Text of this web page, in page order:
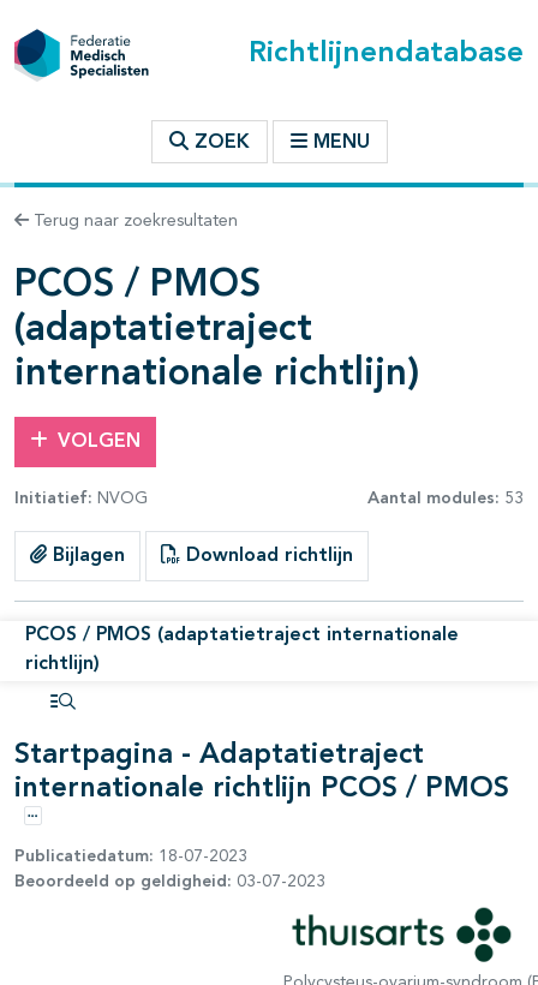
Richtlijnendatabase
ZOEK MENU
Terug naar zoekresultaten
PCOS / PMOS
(adaptatietraject
internationale richtlijn)
VOLGEN
Initiatief: NVOG Aantal modules: 53
Bijlagen Download richtlijn
PCOS / PMOS (adaptatietraject internationale
richtlijn)
openklappen
open- en dichtklappen
open- en dichtklappen
open- en dichtklappen
open- en dichtklappen
open- en dichtklappen
Startpagina - Adaptatietraject
internationale richtlijn PCOS / PMOS
Opties
Publicatiedatum: 18-07-2023
Beoordeeld op geldigheid: 03-07-2023